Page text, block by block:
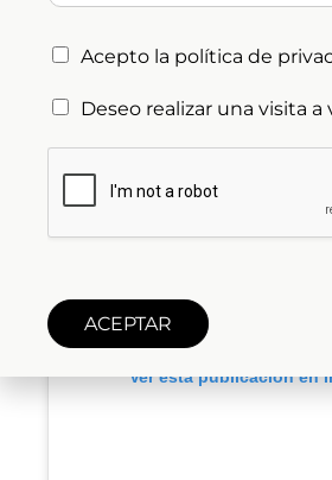
Ver esta publicación en
Acepto la política de
Deseo realizar una visita
ACEPTAR